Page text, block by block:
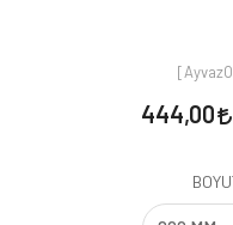
444,00